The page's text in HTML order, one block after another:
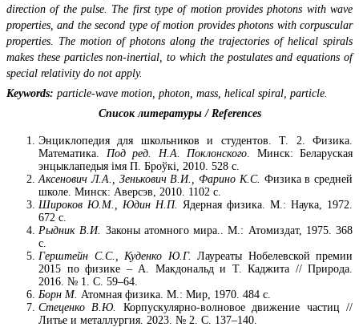
direction of the pulse. The first type of motion provides photons with wave
properties, and the second type of motion provides photons with corpuscular
properties. The motion of photons along the trajectories of helical spirals
makes these particles non-inertial, to which the postulates and equations of
special relativity do not apply.
Keywords: particle-wave motion, photon, mass, helical spiral, particle.
Список литературы / References
Энциклопедия для школьников и студентов. Т. 2. Физика.
Математика. Под ред. Н.А. Поклонского . Минск: Беларуская
энцыклапедыя імя П. Броўкі, 2010. 528 с.
Аксенович Л.А., Зенькович В.И., Фарино К.С. Физика в средней
школе. Минск: Аверсэв, 2010. 1102 с.
Широков Ю.М., Юдин Н.П.
Ядерная физика. М.: Наука, 1972.
672 с.
Рыдник В.И. Законы атомного мира.. М.: Атомиздат, 1975. 368
с.
Герштейн С.С., Куденко Ю.Г. Лауреаты Нобелевской премии
2015 по физике – А. Макдональд и Т. Каджита // Природа.
2016. № 1. С. 59–64.
Борн М. Атомная физика. М.: Мир, 1970. 484 с.
Стеценко В.Ю.
Корпускулярно-волновое движение частиц //
Литье и металлургия. 2023. № 2. С. 137–140.